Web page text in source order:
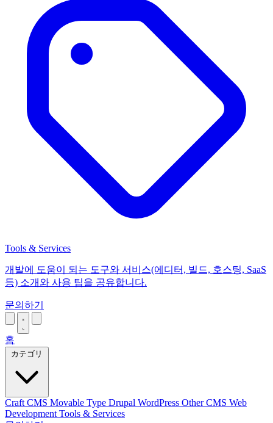
Tools & Services
개발에 도움이 되는 도구와 서비스(에디터, 빌드, 호스팅, SaaS
등) 소개와 사용 팁을 공유합니다.
문의하기
홈
カテゴリ
Craft CMS Movable Type Drupal WordPress Other CMS Web
Development Tools & Services